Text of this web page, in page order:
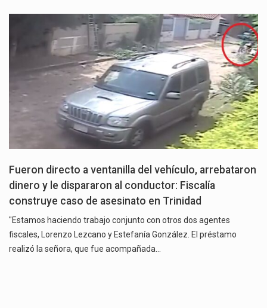
Fueron directo a ventanilla del vehículo, arrebataron
dinero y le dispararon al conductor: Fiscalía
construye caso de asesinato en Trinidad
"Estamos haciendo trabajo conjunto con otros dos agentes
fiscales, Lorenzo Lezcano y Estefanía González. El préstamo
realizó la señora, que fue acompañada…